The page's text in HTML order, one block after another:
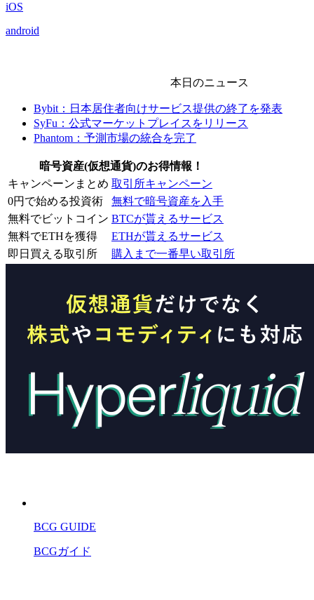
iOS
android
本日のニュース
Bybit：日本居住者向けサービス提供の終了を発表
SyFu：公式マーケットプレイスをリリース
Phantom：予測市場の統合を完了
暗号資産(仮想通貨)のお得情報！
キャンペーンまとめ 取引所キャンペーン
0円で始める投資術
無料で暗号資産を入手
無料でビットコイン BTCが貰えるサービス
無料でETHを獲得
ETHが貰えるサービス
即日買える取引所
購入まで一番早い取引所
BCG GUIDE
BCGガイド